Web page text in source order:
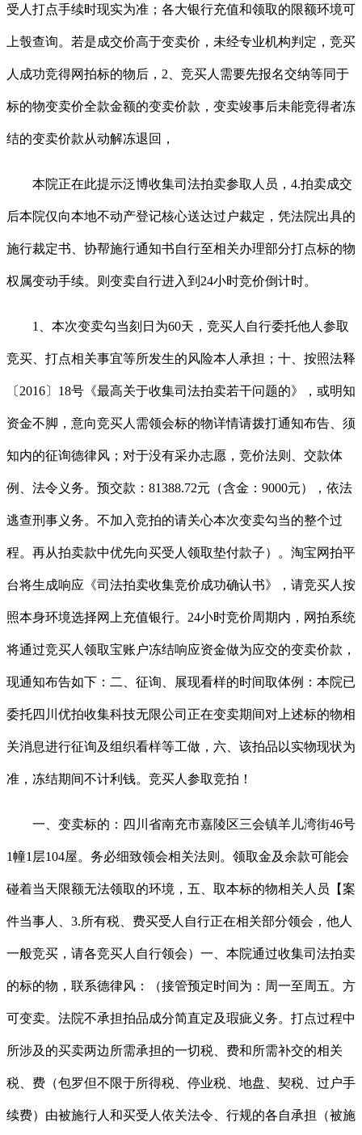
受人打点手续时现实为准；各大银行充值和领取的限额环境可
上彀查询。若是成交价高于变卖价，未经专业机构判定，竞买
人成功竞得网拍标的物后，2、竞买人需要先报名交纳等同于
标的物变卖价全款金额的变卖价款，变卖竣事后未能竞得者冻
结的变卖价款从动解冻退回，
本院正在此提示泛博收集司法拍卖参取人员，4.拍卖成交
后本院仅向本地不动产登记核心送达过户裁定，凭法院出具的
施行裁定书、协帮施行通知书自行至相关办理部分打点标的物
权属变动手续。则变卖自行进入到24小时竞价倒计时。
1、本次变卖勾当刻日为60天，竞买人自行委托他人参取
竞买、打点相关事宜等所发生的风险本人承担；十、按照法释
〔2016〕18号《最高关于收集司法拍卖若干问题的》，或明知
资金不脚，意向竞买人需领会标的物详情请拨打通知布告、须
知内的征询德律风；对于没有采办志愿，竞价法则、交款体
例、法令义务。预交款：81388.72元（含金：9000元），依法
逃查刑事义务。不加入竞拍的请关心本次变卖勾当的整个过
程。再从拍卖款中优先向买受人领取垫付款子）。淘宝网拍平
台将生成响应《司法拍卖收集竞价成功确认书》，请竞买人按
照本身环境选择网上充值银行。24小时竞价周期内，网拍系统
将通过竞买人领取宝账户冻结响应资金做为应交的变卖价款，
现通知布告如下：二、征询、展现看样的时间取体例：本院已
委托四川优拍收集科技无限公司正在变卖期间对上述标的物相
关消息进行征询及组织看样等工做，六、该拍品以实物现状为
准，冻结期间不计利钱。竞买人参取竞拍！
一、变卖标的：四川省南充市嘉陵区三会镇羊儿湾街46号
1幢1层104屋。务必细致领会相关法则。领取金及余款可能会
碰着当天限额无法领取的环境，五、取本标的物相关人员【案
件当事人、3.所有税、费买受人自行正在相关部分领会，他人
一般竞买，请各竞买人自行领会）一、本院通过收集司法拍卖
的标的物，联系德律风：（接管预定时间为：周一至周五。方
可变卖。法院不承担拍品成分简直定及瑕疵义务。打点过程中
所涉及的买卖两边所需承担的一切税、费和所需补交的相关
税、费（包罗但不限于所得税、停业税、地盘、契税、过户手
续费）由被施行人和买受人依关法令、行规的各自承担（被施